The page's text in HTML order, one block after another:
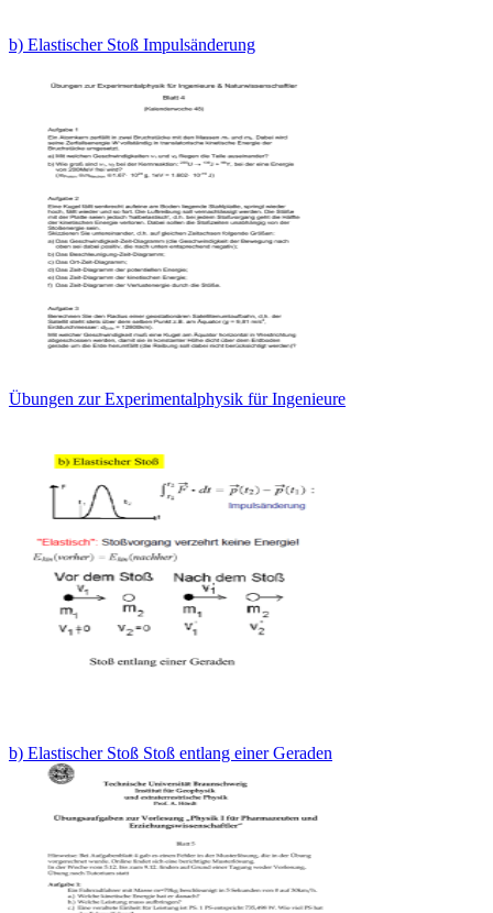
b) Elastischer Stoß Impulsänderung
Übungen zur Experimentalphysik für Ingenieure
b) Elastischer Stoß Stoß entlang einer Geraden